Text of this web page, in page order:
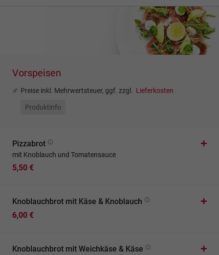
Vorspeisen
Preise inkl. Mehrwertsteuer, ggf. zzgl. Lieferkosten
Produktinfo
Pizzabrot
mit Knoblauch und Tomatensauce
5,50 €
Knoblauchbrot mit Käse & Knoblauch
6,00 €
Knoblauchbrot mit Weichkäse & Käse